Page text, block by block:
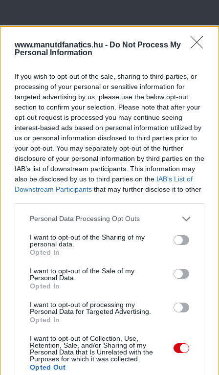
www.manutdfanatics.hu - Do Not Process My
Personal Information
If you wish to opt-out of the sale, sharing to third parties, or
processing of your personal or sensitive information for
targeted advertising by us, please use the below opt-out
section to confirm your selection. Please note that after your
opt-out request is processed you may continue seeing
interest-based ads based on personal information utilized by
us or personal information disclosed to third parties prior to
your opt-out. You may separately opt-out of the further
disclosure of your personal information by third parties on the
IAB’s list of downstream participants. This information may
also be disclosed by us to third parties on the IAB’s List of
Downstream Participants that may further disclose it to other
Please note that this website/app uses one or more Google
not limited to your visit or usage behaviour. You may click to
grant or deny consent to Google and its third-party tags to
use your data for below specified purposes in below Google
consent section.
Personal Data Processing Opt Outs
I want to opt-out of the Sharing of my
personal data.
Opted In
I want to opt-out of the Sale of my
Personal Data.
Opted In
I want to opt-out of processing my
Personal Data for Targeted Advertising.
Opted In
I want to opt-out of Collection, Use,
Retention, Sale, and/or Sharing of my
Personal Data that Is Unrelated with the
Purposes for which it was collected.
Opted Out
Meccs Center